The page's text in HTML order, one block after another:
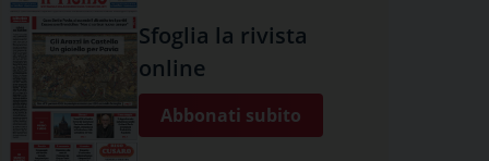
Sfoglia la rivista
online
Abbonati subito